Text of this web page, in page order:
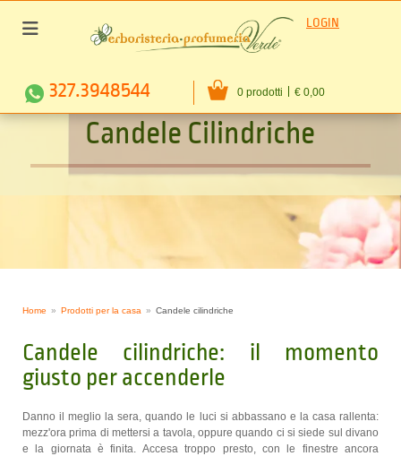
LOGIN
327.3948544 0 prodotti € 0,00
Candele Cilindriche
Home Prodotti per la casa Candele cilindriche
Candele cilindriche: il momento
giusto per accenderle
Danno il meglio la sera, quando le luci si abbassano e la casa rallenta:
mezz'ora prima di mettersi a tavola, oppure quando ci si siede sul divano
e la giornata è finita. Accesa troppo presto, con le finestre ancora